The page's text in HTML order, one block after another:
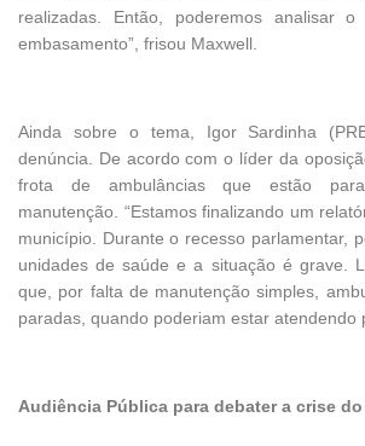
realizadas. Então, poderemos analisar
embasamento”, frisou Maxwell.
Ainda sobre o tema, Igor Sardinha
denúncia. De acordo com o líder da
frota de ambulâncias que estão
manutenção. “Estamos finalizando um
município. Durante o recesso parlamentar,
unidades de saúde e a situação é grave.
que, por falta de manutenção simples,
paradas, quando poderiam estar atendendo
Audiência Pública para debater a crise